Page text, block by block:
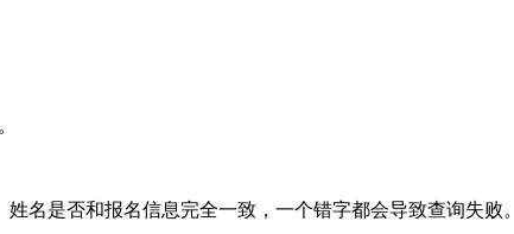
是否和报名信息完全一致，一个错字都会导致查询失败。